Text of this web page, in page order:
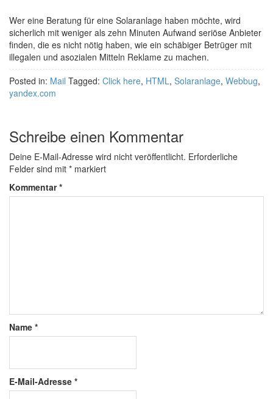
Wer eine Beratung für eine Solaranlage haben möchte, wird
sicherlich mit weniger als zehn Minuten Aufwand seriöse Anbieter
finden, die es nicht nötig haben, wie ein schäbiger Betrüger mit
illegalen und asozialen Mitteln Reklame zu machen.
Posted in: Mail Tagged: Click here, HTML, Solaranlage, Webbug,
yandex.com
Schreibe einen Kommentar
Deine E-Mail-Adresse wird nicht veröffentlicht. Erforderliche
Felder sind mit * markiert
Kommentar*
Name *
E-Mail-Adresse *